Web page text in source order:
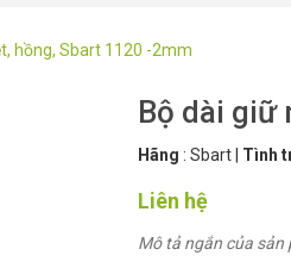
hồng, Sbart 1120 -2mm
Bộ dài giữ
Hãng : Sbart| Tình
Liên hệ
Mô tả ngắn của sản